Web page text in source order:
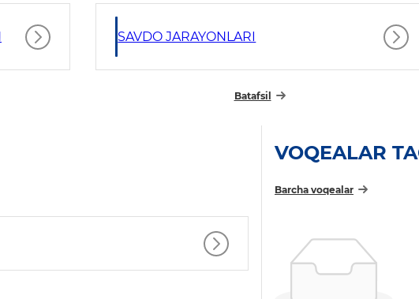
SAVDO JARAYONLARI
Batafsil
VOQEALAR
Barcha voqealar